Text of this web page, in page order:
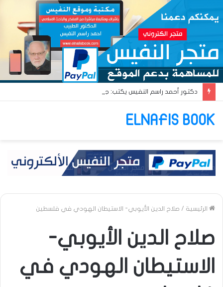
ELNAFIS BOOK
الرئيسية / صلاح الدين الأيوبي- الاستيطان الهودي في فلسطين
صلاح الدين الأيوبي-
الاستيطان الهودي في